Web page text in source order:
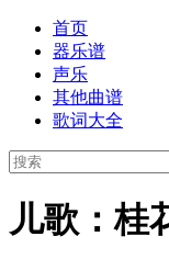
首页
器乐谱
声乐
其他曲谱
歌词大全
儿歌：桂